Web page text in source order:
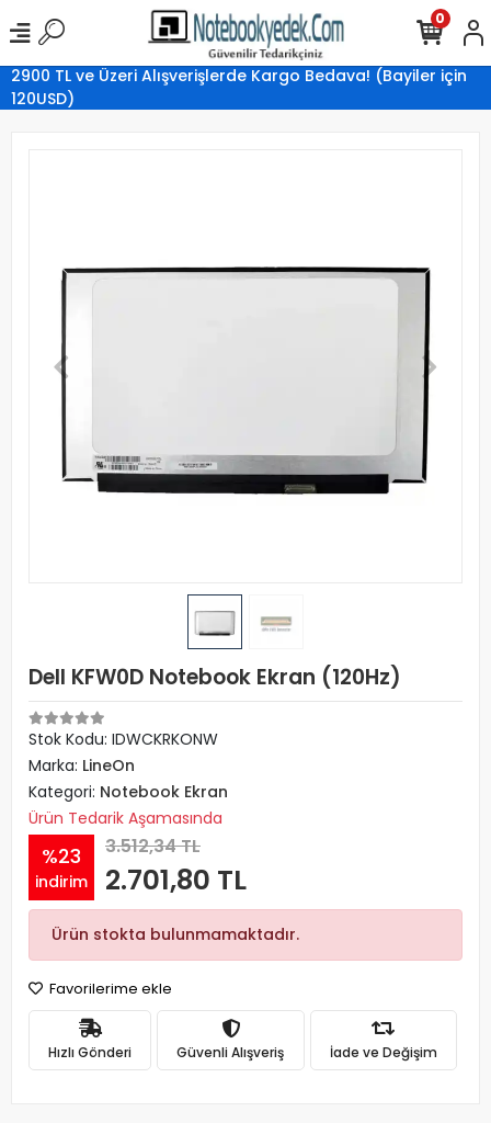
2900 TL ve Üzeri Alışverişlerde Kargo Bedava! (Bayiler için
120USD)
0
Dell KFW0D Notebook Ekran (120Hz)
Stok Kodu: IDWCKRKONW
Marka: LineOn
Kategori: Notebook Ekran
Ürün Tedarik Aşamasında
%23
indirim
3.512,34 TL
2.701,80 TL
Ürün stokta bulunmamaktadır.
Favorilerime ekle
Hızlı Gönderi Güvenli Alışveriş İade ve Değişim